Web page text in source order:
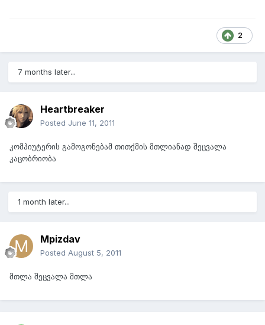
2
7 months later...
Heartbreaker
Posted June 11, 2011
კომპიუტერის გამოგონებამ თითქმის მთლიანად შეცვალა
კაცობრიობა
1 month later...
Mpizdav
Posted August 5, 2011
მთლა შეცვალა მთლა